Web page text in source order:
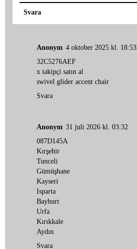
Svara
Anonym 4 oktober 2025 kl. 18:53
32C5276AEF
x takipçi satın al
swivel glider accent chair
Svara
Anonym 31 juli 2026 kl. 03:32
087D145A
Kırşehir
Tunceli
Gümüşhane
Kayseri
Isparta
Bayburt
Urfa
Kırıkkale
Aydın
Svara